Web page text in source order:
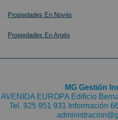
Propiedades En Novés
Propiedades En Argés
MG Gestión
AVENIDA EUROPA Edificio
Tel. 925 951 931 Información